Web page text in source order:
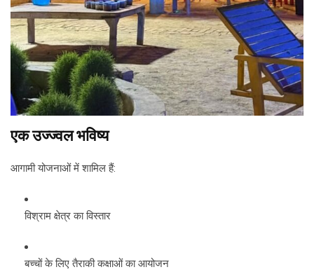
एक उज्ज्वल भविष्य
आगामी योजनाओं में शामिल हैं:
विश्राम क्षेत्र का विस्तार
बच्चों के लिए तैराकी कक्षाओं का आयोजन